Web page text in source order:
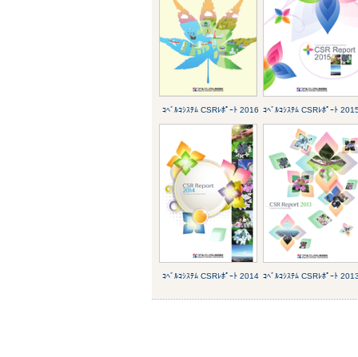
ｺﾍﾞﾙｺｼｽﾃﾑ CSRﾚﾎﾟｰﾄ 2016 ｺﾍﾞﾙｺｼｽﾃﾑ CSRﾚﾎﾟｰﾄ
ｺﾍﾞﾙｺｼｽﾃﾑ CSRﾚﾎﾟｰﾄ 2014 ｺﾍﾞﾙｺｼｽﾃﾑ CSRﾚﾎﾟｰﾄ